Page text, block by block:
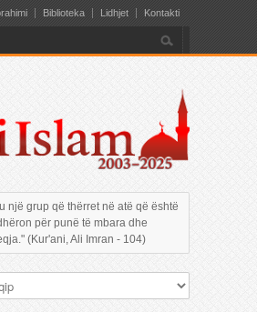
Biblioteka Lidhjet Kontakti
një grup që thërret në atë që është
për punë të mbara dhe
(Kur'ani, Ali Imran - 104)